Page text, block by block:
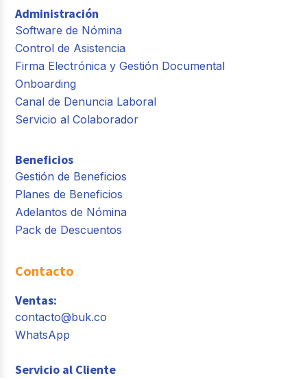
Administración
Software de Nómina
Control de Asistencia
Firma Electrónica y Gestión Documental
Onboarding
Canal de Denuncia Laboral
Servicio al Colaborador
Beneficios
Gestión de Beneficios
Planes de Beneficios
Adelantos de Nómina
Pack de Descuentos
Contacto
Ventas:
contacto@buk.co
WhatsApp
Servicio al Cliente